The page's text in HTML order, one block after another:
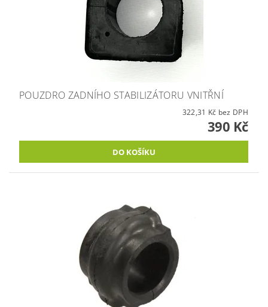
POUZDRO ZADNÍHO STABILIZÁTORU VNITŘNÍ
322,31 Kč bez DPH
390 Kč